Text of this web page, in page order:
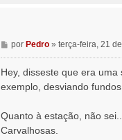
M
e
a
e
m
porPedro »terça-feira, 21
Hey, disseste que era uma
exemplo, desviando
Quanto à estação, não
Carvalhosas.